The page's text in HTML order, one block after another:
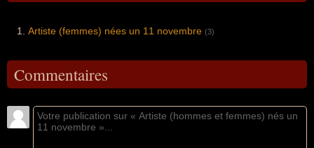
Artiste (femmes) nées un 11 novembre (3)
Commentaires